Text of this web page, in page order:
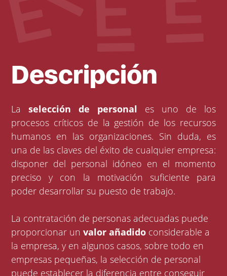
Descripción
Laselección de personal es uno de los
procesos críticos de la gestión de los recursos
humanos en las organizaciones. Sin duda, es
una de las claves del éxito de cualquier empresa:
disponer del personal idóneo en el momento
preciso y con la motivación suficiente para
poder desarrollar su puesto de trabajo.
La contratación de personas adecuadas puede
proporcionar unvalor añadido considerable a
la empresa, y en algunos casos, sobre todo en
empresas pequeñas, la selección de personal
puede establecer la diferencia entre conseguir